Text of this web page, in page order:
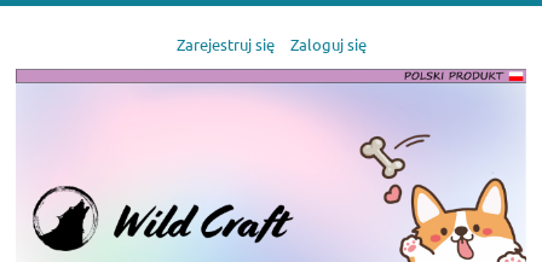
Zarejestruj się Zaloguj się